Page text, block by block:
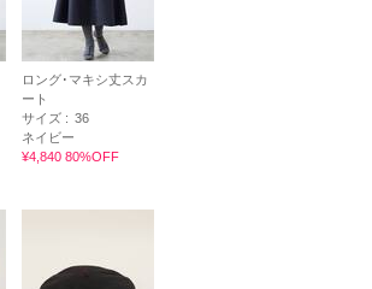
ロング･マキシ丈スカ
ート
サイズ : 36
ネイビー
¥4,840 80%OFF